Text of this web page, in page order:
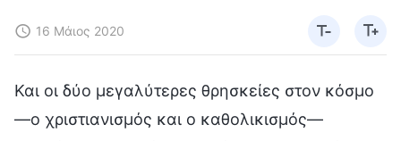
16 Μάιος 2020
Και οι δύο μεγαλύτερες θρησκείες στον κόσμο
—ο χριστιανισμός και ο καθολικισμός—